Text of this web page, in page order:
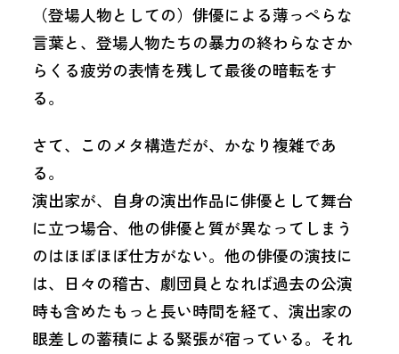
（登場人物としての）俳優による薄っぺらな
言葉と、登場人物たちの暴力の終わらなさか
らくる疲労の表情を残して最後の暗転をす
る。
さて、このメタ構造だが、かなり複雑であ
る。
演出家が、自身の演出作品に俳優として舞台
に立つ場合、他の俳優と質が異なってしまう
のはほぼほぼ仕方がない。他の俳優の演技に
は、日々の稽古、劇団員となれば過去の公演
時も含めたもっと長い時間を経て、演出家の
眼差しの蓄積による緊張が宿っている。それ